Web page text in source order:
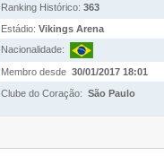
Ranking Histórico: 363
Estádio: Vikings Arena
Nacionalidade:
Membro desde 30/01/2017 18:01
Clube do Coração: São Paulo